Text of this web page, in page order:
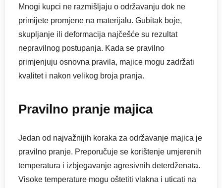
Mnogi kupci ne razmišljaju o održavanju dok ne
primijete promjene na materijalu. Gubitak boje,
skupljanje ili deformacija najčešće su rezultat
nepravilnog postupanja. Kada se pravilno
primjenjuju osnovna pravila, majice mogu zadržati
kvalitet i nakon velikog broja pranja.
Pravilno pranje majica
Jedan od najvažnijih koraka za održavanje majica je
pravilno pranje. Preporučuje se korištenje umjerenih
temperatura i izbjegavanje agresivnih deterdženata.
Visoke temperature mogu oštetiti vlakna i uticati na